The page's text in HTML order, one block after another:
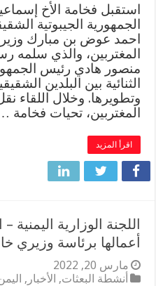
استقبل فخامة الأخ
الجمهورية الجيبوتية
احمد عوض بن مبارك
المغتربين، والذي سلمه
منصور هادي رئيس
الثنائية بين البلدين
وتطويرها. وخلال اللقاء
المغتربين، تحيات فخامة
اقرأ المزيد
اللجنة الوزارية اليمنية
أعمالها برئاسة وزيري
مارس 20, 2022
أنشطة البعثات, الأخبار ,